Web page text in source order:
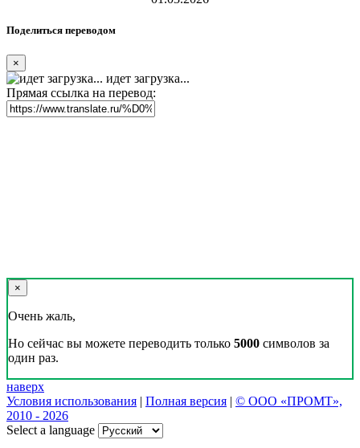
Поделиться переводом
×
идет загрузка...
Прямая ссылка на перевод:
×
Очень жаль,
Но сейчас вы можете переводить только 5000 символов за
один раз.
наверх
Условия использования | Полная версия | © ООО «ПРОМТ»,
2010 - 2026
Select a language